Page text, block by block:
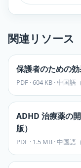
関連リソース
保護者のための効
PDF ·604 KB ·中国語
ADHD 治療薬の
版）
PDF · 1.5 MB ·中国語